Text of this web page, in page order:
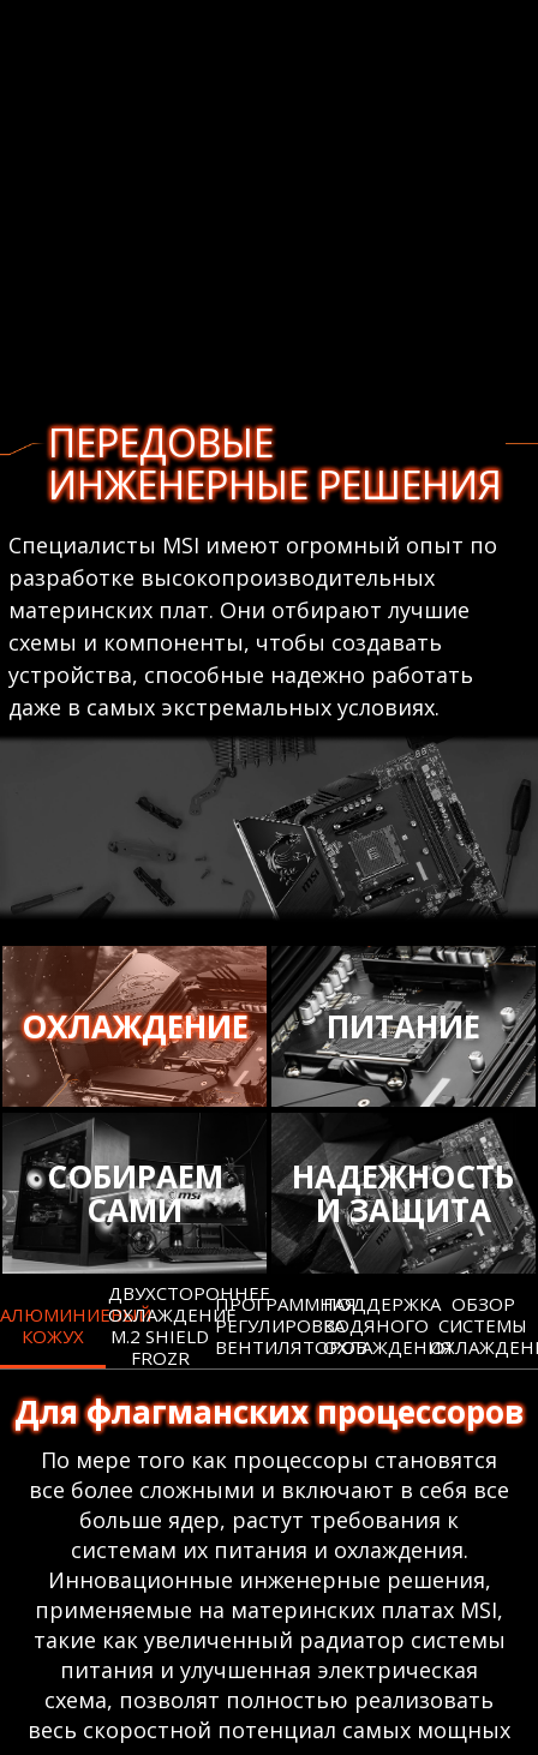
ПЕРЕДОВЫЕ
ИНЖЕНЕРНЫЕ РЕШЕНИЯ
Специалисты MSI имеют огромный опыт по
разработке высокопроизводительных
материнских плат. Они отбирают лучшие
схемы и компоненты, чтобы создавать
устройства, способные надежно работать
даже в самых экстремальных условиях.
ОХЛАЖДЕНИЕ ПИТАНИЕ
СОБИРАЕМ
САМИ
НАДЕЖНОСТЬ
И ЗАЩИТА
АЛЮМИНИЕВЫЙ
КОЖУХ
ДВУХСТОРОННЕЕ
ОХЛАЖДЕНИЕ
M.2 SHIELD
FROZR
ПРОГРАММНАЯ
РЕГУЛИРОВКА
ВЕНТИЛЯТОРОВ
ПОДДЕРЖКА
ВОДЯНОГО
ОХЛАЖДЕНИЯ
ОБЗОР
СИСТЕМЫ
Для флагманских процессоров
По мере того как процессоры становятся
все более сложными и включают в себя все
больше ядер, растут требования к
системам их питания и охлаждения.
Инновационные инженерные решения,
применяемые на материнских платах MSI,
такие как увеличенный радиатор системы
питания и улучшенная электрическая
схема, позволят полностью реализовать
весь скоростной потенциал самых мощных